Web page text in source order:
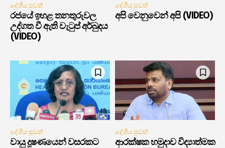
දේශීය පුවත්
රජයේ ඉහළ තනතුරුවල
උද්ගත වී ඇති වැටුප් අර්බුදය
(VIDEO)
දේශීය පුවත්
අපි වෙනුවෙන් අපි (VIDEO)
දේශීය පුවත්
වායු දූෂණයෙන් වසරකට
දේශීය පුවත්
ආරක්ෂක හමුදාව විද්‍යාත්මක